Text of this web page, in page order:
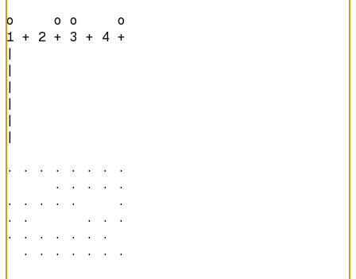
o     o o     o
1 + 2 + 3 + 4 +
|
|
|
|
|
|
· · · · · · · ·
      · · · · ·
· · · · ·     ·
· ·       · · ·
· · · · · · ·
  · · · · · · ·